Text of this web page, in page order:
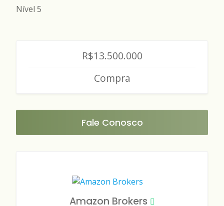
Nível 5
R$13.500.000
Compra
Fale Conosco
Amazon Brokers